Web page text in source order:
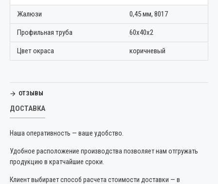
Жалюзи 0,45 мм, 8017
Профильная труба 60х40х2
Цвет окраса коричневый
ОТЗЫВЫ
ДОСТАВКА
Наша оперативность — ваше удобство.
Удобное расположение производства позволяет нам отгружать
продукцию в кратчайшие сроки.
Клиент выбирает способ расчета стоимости доставки — в